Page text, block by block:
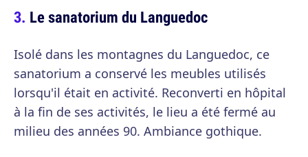
Le sanatorium du Languedoc
Isolé dans les montagnes du Languedoc, ce
sanatorium a conservé les meubles utilisés
lorsqu'il était en activité. Reconverti en hôpital
à la fin de ses activités, le lieu a été fermé au
milieu des années 90. Ambiance gothique.